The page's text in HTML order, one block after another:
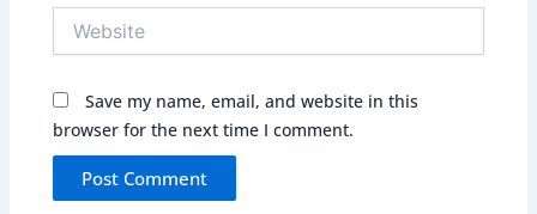
Save my name, email, and website in this
browser for the next time I comment.